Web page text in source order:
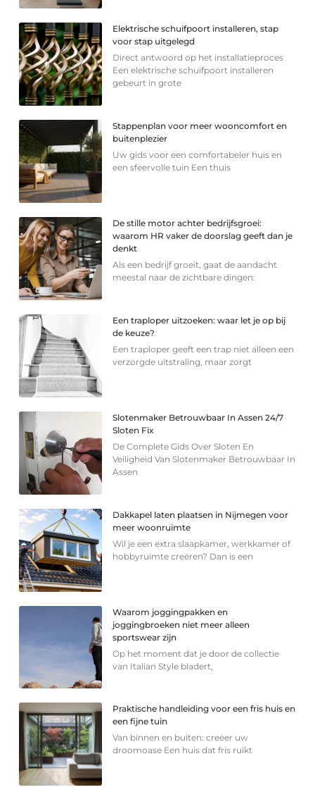
Elektrische schuifpoort installeren, stap
voor stap uitgelegd
Direct antwoord op het installatieproces
Een elektrische schuifpoort installeren
gebeurt in grote
Stappenplan voor meer wooncomfort en
buitenplezier
Uw gids voor een comfortabeler huis en
een sfeervolle tuin Een thuis
De stille motor achter bedrijfsgroei:
waarom HR vaker de doorslag geeft dan je
denkt
Als een bedrijf groeit, gaat de aandacht
meestal naar de zichtbare dingen:
Een traploper uitzoeken: waar let je op bij
de keuze?
Een traploper geeft een trap niet alleen een
verzorgde uitstraling, maar zorgt
Slotenmaker Betrouwbaar In Assen 24/7
Sloten Fix
De Complete Gids Over Sloten En
Veiligheid Van Slotenmaker Betrouwbaar In
Assen
Dakkapel laten plaatsen in Nijmegen voor
meer woonruimte
Wil je een extra slaapkamer, werkkamer of
hobbyruimte creëren? Dan is een
Waarom joggingpakken en
joggingbroeken niet meer alleen
sportswear zijn
Op het moment dat je door de collectie
van Italian Style bladert,
Praktische handleiding voor een fris huis en
een fijne tuin
Van binnen en buiten: creëer uw
droomoase Een huis dat fris ruikt